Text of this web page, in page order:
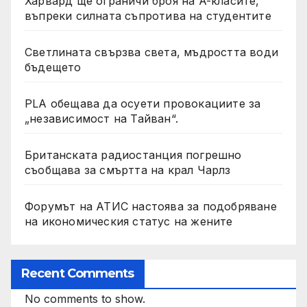
въпреки силната съпротива на студентите
Светлината свързва света, мъдростта води
бъдещето
PLA обещава да осуети провокациите за
„независимост на Тайван“.
Британската радиостанция погрешно
съобщава за смъртта на крал Чарлз
Форумът на АТИС настоява за подобряване
на икономическия статус на жените
Recent Comments
No comments to show.